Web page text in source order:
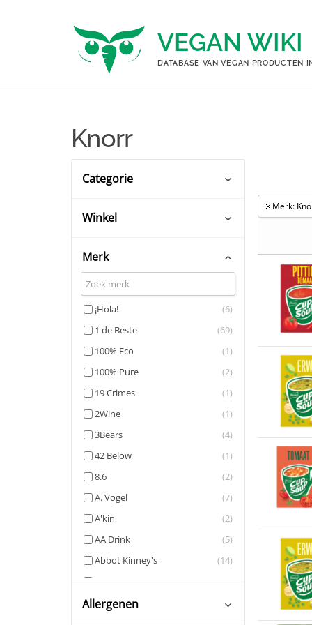
VEGAN WIKI
DATABASE VAN VEGAN PRODUCTEN
Knorr
Categorie
Maaltijdproducten
Sauzen & smaakmakers
(3)
Winkel
Albert Heijn
(23)
Coop
(12)
Dekamarkt
(14)
Dirk
(8)
Hanos
(1)
Hoogvliet
(12)
Jumbo
(21)
Lidl
(1)
Makro
(1)
Plus
(17)
Poiesz
(3)
Spar
(13)
Vomar
(8)
Webwinkels
(4)
Merk
¡Hola!
(6)
1 de Beste
(69)
100% Eco
(1)
100% Pure
(2)
19 Crimes
(1)
2Wine
(1)
3Bears
(4)
42 Below
(1)
8.6
(2)
A. Vogel
(7)
A'kin
(2)
AA Drink
(5)
Abbot Kinney's
(14)
Abmas
(4)
Allergenen
Merk: